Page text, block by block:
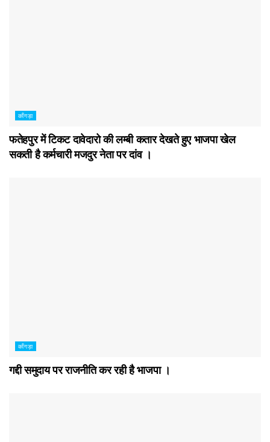
काँगड़ा
फतेहपुर में टिकट दावेदारो की लम्बी कतार देखते हुए भाजपा खेल
सकती है कर्मचारी मजदुर नेता पर दांव ।
काँगड़ा
गद्दी समुदाय पर राजनीति कर रही है भाजपा ।